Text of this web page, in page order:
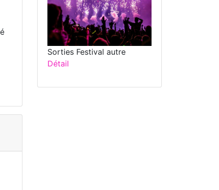
Sorties Festival autre
Détail